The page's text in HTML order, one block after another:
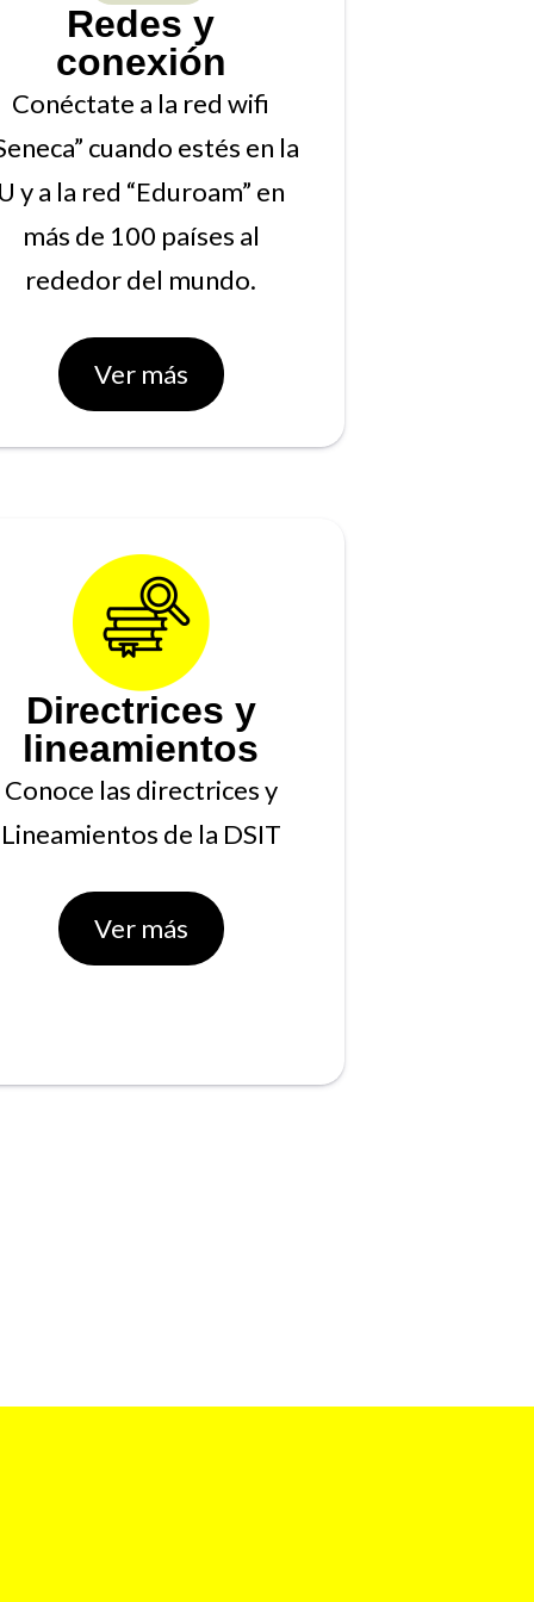
Redes y
conexión
Conéctate a la red wifi
cuando estés en la
y a la red “Eduroam” en
más de 100 países al
rededor del mundo.
Ver más
Directrices y
lineamientos
Conoce las directrices y
Lineamientos de la DSIT
Ver más